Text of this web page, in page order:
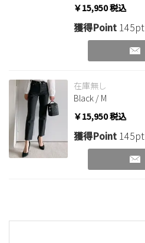
￥15,950税込
獲得Point 145pt
在庫無し
Black / M
￥15,950税込
獲得Point 145pt